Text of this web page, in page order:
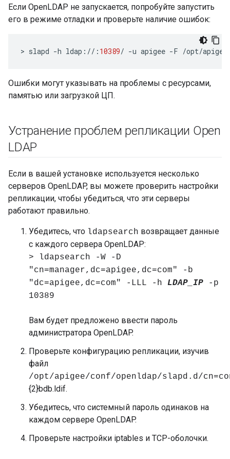
Если OpenLDAP не запускается, попробуйте запустить
его в режиме отладки и проверьте наличие ошибок:
> slapd -h ldap : // : 10389/ -u apigee -F /opt/apigee
Ошибки могут указывать на проблемы с ресурсами,
памятью или загрузкой ЦП.
Устранение проблем репликации Open
LDAP
Если в вашей установке используется несколько
серверов OpenLDAP, вы можете проверить настройки
репликации, чтобы убедиться, что эти серверы
работают правильно.
Убедитесь, что ldapsearch возвращает данные
с каждого сервера OpenLDAP:
> ldapsearch -W -D
"cn=manager,dc=apigee,dc=com" -b
"dc=apigee,dc=com" -LLL -h LDAP_IP -p
10389
Вам будет предложено ввести пароль
администратора OpenLDAP.
Проверьте конфигурацию репликации, изучив
файл
/opt/apigee/conf/openldap/slapd.d/
{2}bdb.ldif.
Убедитесь, что системный пароль одинаков на
каждом сервере OpenLDAP.
Проверьте настройки iptables и TCP-оболочки.